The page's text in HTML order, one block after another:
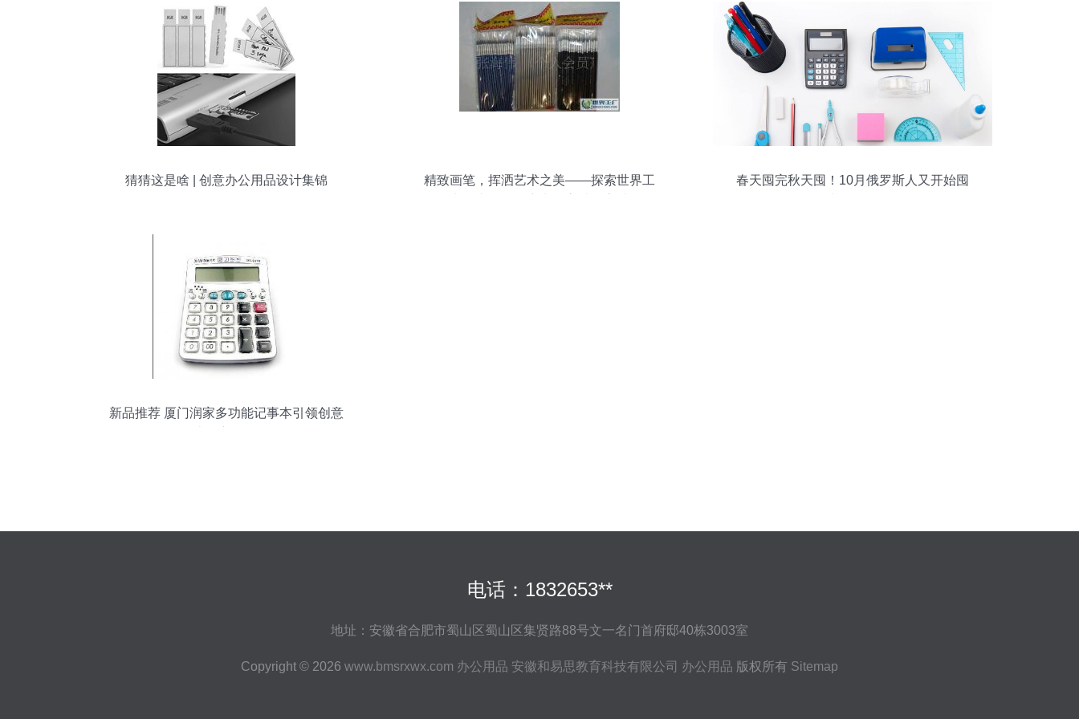
猜猜这是啥 | 创意办公用品设计集锦
精致画笔，挥洒艺术之美——探索世界工
春天囤完秋天囤！10月俄罗斯人又开始囤
新品推荐 厦门润家多功能记事本引领创意
电话：1832653**
地址：安徽省合肥市蜀山区蜀山区集贤路88号文一名门首府邸40栋3003室
Copyright © 2026 www.bmsrxwx.com 办公用品 安徽和易思教育科技有限公司 办公用品 版权所有 Sitemap